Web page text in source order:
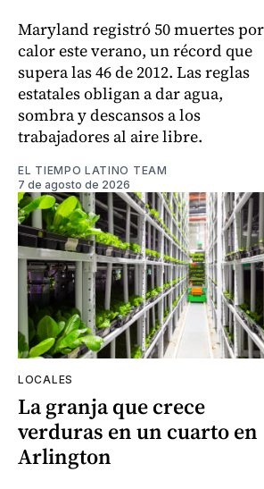
Maryland registró 50 muertes por
calor este verano, un récord que
supera las 46 de 2012. Las reglas
estatales obligan a dar agua,
sombra y descansos a los
trabajadores al aire libre.
EL TIEMPO LATINO TEAM
7 de agosto de 2026
LOCALES
La granja que crece
verduras en un cuarto en
Arlington